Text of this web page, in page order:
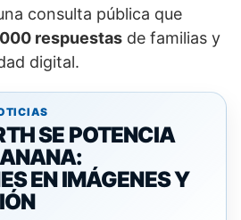
consulta pública que
respuestas de familias y
digital.
SE POTENCIA
EN IMÁGENES Y